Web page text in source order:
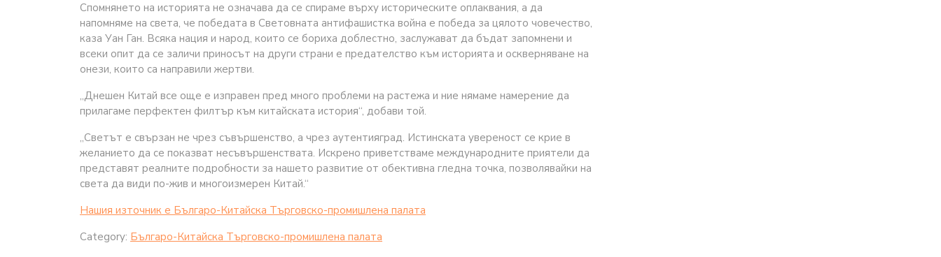
Спомнянето на историята не означава да се спираме върху историческите оплаквания, а да
напомняме на света, че победата в Световната антифашистка война е победа за цялото човечество,
каза Уан Ган. Всяка нация и народ, които се бориха доблестно, заслужават да бъдат запомнени и
всеки опит да се заличи приносът на други страни е предателство към историята и оскверняване на
онези, които са направили жертви.
„Днешен Китай все още е изправен пред много проблеми на растежа и ние нямаме намерение да
прилагаме перфектен филтър към китайската история“, добави той.
„Светът е свързан не чрез съвършенство, а чрез аутентияград. Истинската увереност се крие в
желанието да се показват несъвършенствата. Искрено приветстваме международните приятели да
представят реалните подробности за нашето развитие от обективна гледна точка, позволявайки на
света да види по-жив и многоизмерен Китай.“
Нашия източник е Българо-Китайска Търговско-промишлена палaта
Category: Българо-Китайска Търговско-промишлена палaта